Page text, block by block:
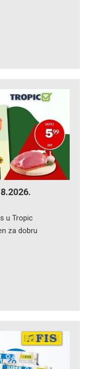
u Tropic
za dobru